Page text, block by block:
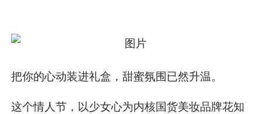
把你的心动装进礼盒，甜蜜氛围已然升温。
这个情人节，以少女心为内核国货美妆品牌花知